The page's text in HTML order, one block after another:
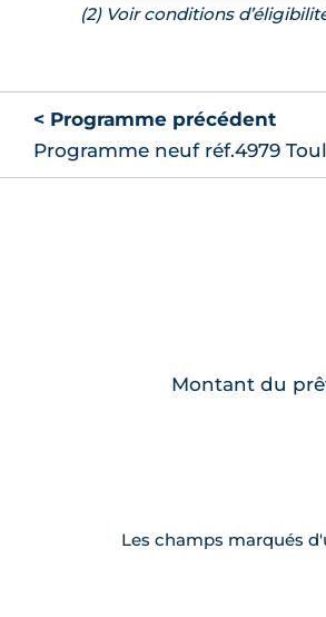
(2) Voir conditions
< Programme précédent
Programme neuf réf.4979
Montant du
Les champs marqués